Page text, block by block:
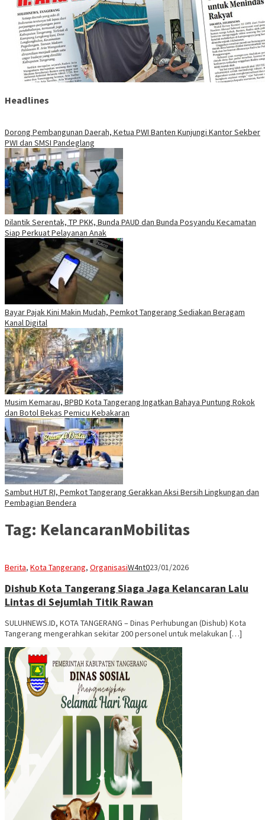
Headlines
Dorong Pembangunan Daerah, Ketua PWI Banten Kunjungi Kantor Sekber
PWI dan SMSI Pandeglang
Dilantik Serentak, TP PKK, Bunda PAUD dan Bunda Posyandu Kecamatan
Siap Perkuat Pelayanan Anak
Bayar Pajak Kini Makin Mudah, Pemkot Tangerang Sediakan Beragam
Kanal Digital
Musim Kemarau, BPBD Kota Tangerang Ingatkan Bahaya Puntung Rokok
dan Botol Bekas Pemicu Kebakaran
Sambut HUT RI, Pemkot Tangerang Gerakkan Aksi Bersih Lingkungan dan
Pembagian Bendera
Tag: KelancaranMobilitas
Berita, Kota Tangerang, OrganisasiW4nt023/01/2026
Dishub Kota Tangerang Siaga Jaga Kelancaran Lalu
Lintas di Sejumlah Titik Rawan
SULUHNEWS.ID, KOTA TANGERANG – Dinas Perhubungan (Dishub) Kota
Tangerang mengerahkan sekitar 200 personel untuk melakukan […]